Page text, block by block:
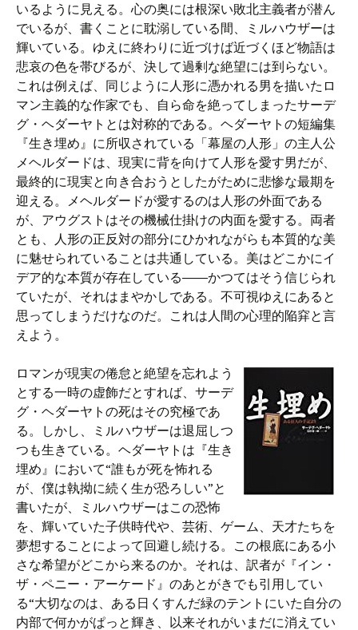
いるように見える。心の奥には根深い敗北主義者が潜ん
でいるが、書くことに耽溺している間、ミルハウザーは
輝いている。ゆえに終わりに近づけば近づくほど物語は
悲哀の色を帯びるが、決して過剰な絶望には到らない。
これは例えば、同じように人形に憑かれる男を描いたロ
マン主義的な作家でも、自ら命を絶ってしまったサーデ
グ・ヘダーヤトとは対称的である。ヘダーヤトの短編集
『生き埋め』に所収されている「幕屋の人形」の主人公
メヘルダードは、現実に背を向けて人形を愛す男だが、
最終的に現実と向き合おうとしたがために悲惨な最期を
迎える。メヘルダードが愛するのは人形の外面である
が、アウグストはその機械仕掛けの内面を愛する。両者
とも、人形の正反対の部分にひかれながらも本質的な美
に魅せられていることは共通している。美はどこかにイ
デア的な本質が存在している――かつてはそう信じられ
ていたが、それはまやかしである。不可視ゆえにあると
思ってしまうだけなのだ。これは人間の心理的陥穽と言
えよう。
ロマンが現実の倦怠と絶望を忘れよう
とする一時の虚飾だとすれば、サーデ
グ・ヘダーヤトの死はその究極であ
る。しかし、ミルハウザーは退屈しつ
つも生きている。ヘダーヤトは『生き
埋め』において“誰もが死を怖れる
が、僕は執拗に続く生が恐ろしい”と
書いたが、ミルハウザーはこの恐怖
を、輝いていた子供時代や、芸術、ゲーム、天才たちを
夢想することによって回避し続ける。この根底にある小
さな希望がどこから来るのか。それは、訳者が『イン・
ザ・ペニー・アーケード』のあとがきでも引用してい
る“大切なのは、ある日くすんだ緑のテントにいた自分の
内部で何かがぱっと輝き、以来それがいまだに消えてい